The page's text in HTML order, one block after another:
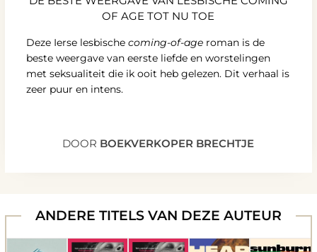
OF AGE TOT NU TOE
Deze Ierse lesbische coming-of-ageroman is de
beste weergave van eerste liefde en worstelingen
met seksualiteit die ik ooit heb gelezen. Dit verhaal is
zeer puur en intens.
DOOR BOEKVERKOPER BRECHTJE
ANDERE TITELS VAN DEZE AUTEUR